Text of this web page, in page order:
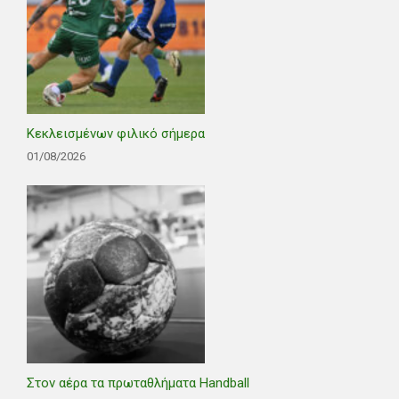
Κεκλεισμένων φιλικό σήμερα
01/08/2026
Στον αέρα τα πρωταθλήματα Handball